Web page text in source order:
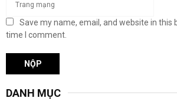
Save my name, email, and website in this
time I comment.
DANH MỤC